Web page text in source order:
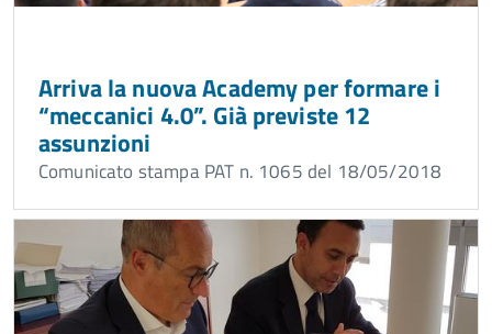
Arriva la nuova Academy per formare i
“meccanici 4.0”. Già previste 12
assunzioni
Comunicato stampa PAT n. 1065 del 18/05/2018